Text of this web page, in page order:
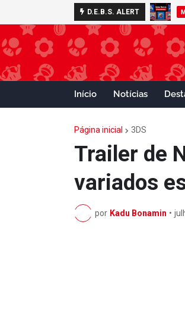
D.E.B.S. ALERT
Início Notícias
Página inicial 3DS
Trailer de
variados
por Kadu Bonamin •